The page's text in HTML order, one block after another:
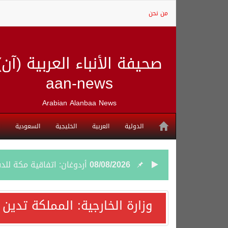
من نحن
صحيفة الأنباء العربية
aan-news
Arabian Alanbaa News
الدولية العربية الخليجية السعودية
08/08/2026 أردوغان: اتفاقية مكة
08/08/2026سمو وزير الخارجية :
وزارة الخارجية: المملكة